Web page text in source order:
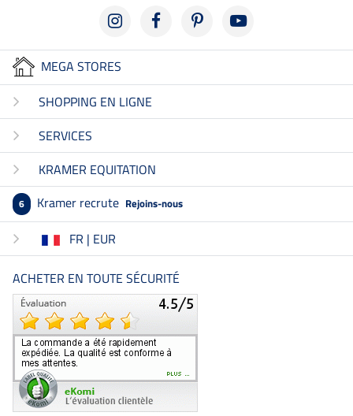
MEGA STORES
SHOPPING EN LIGNE
SERVICES
KRAMER EQUITATION
6 Kramer recrute Rejoins-nous
FR | EUR
ACHETER EN TOUTE SÉCURITÉ